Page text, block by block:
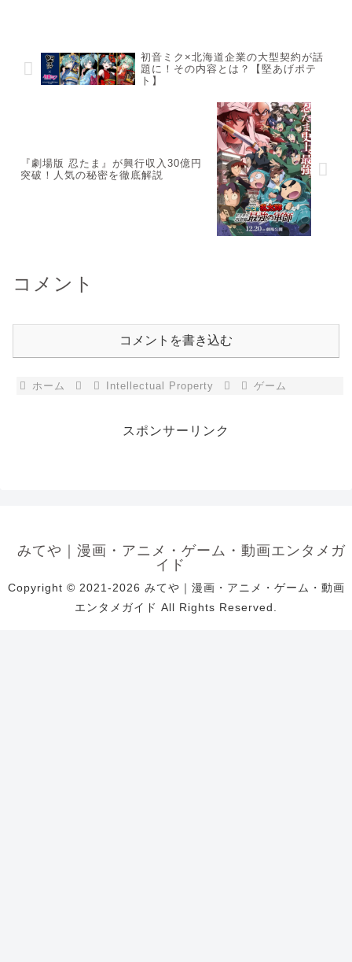
初音ミク×北海道企業の大型契約が話
題に！その内容とは？【堅あげポテ
ト】
『劇場版 忍たま』が興行収入30億円
突破！人気の秘密を徹底解説
コメント
コメントを書き込む
ホーム Intellectual Property ゲーム
スポンサーリンク
みてや｜漫画・アニメ・ゲーム・動画エンタメガ
イド
Copyright © 2021-2026 みてや｜漫画・アニメ・ゲーム・動画
エンタメガイド All Rights Reserved.